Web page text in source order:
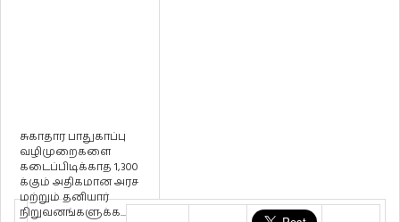
சுகாதார பாதுகாப்பு
வழிமுறைகளை
கடைப்பிடிக்காத 1,300
க்கும் அதிகமான அரச
மற்றும் தனியார்
நிறுவனங்களுக்க...